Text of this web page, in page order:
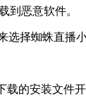
到恶意软件。
选择蜘蛛直播小
载的安装文件